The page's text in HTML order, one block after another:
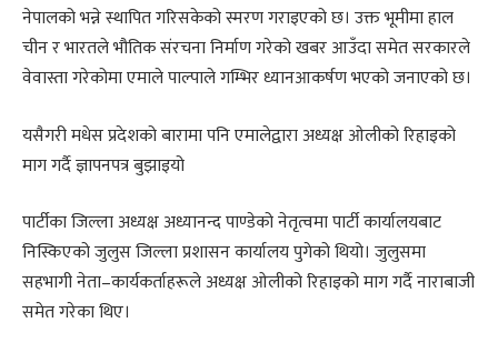
नेपालको भन्ने स्थापित गरिसकेको स्मरण गराइएको छ। उक्त भूमीमा हाल
चीन र भारतले भौतिक संरचना निर्माण गरेको खबर आउँदा समेत सरकारले
वेवास्ता गरेकोमा एमाले पाल्पाले गम्भिर ध्यानआकर्षण भएको जनाएको छ।
यसैगरी मधेस प्रदेशको बारामा पनि एमालेद्वारा अध्यक्ष ओलीको रिहाइको
माग गर्दै ज्ञापनपत्र बुझाइयो
पार्टीका जिल्ला अध्यक्ष अध्यानन्द पाण्डेको नेतृत्वमा पार्टी कार्यालयबाट
निस्किएको जुलुस जिल्ला प्रशासन कार्यालय पुगेको थियो। जुलुसमा
सहभागी नेता–कार्यकर्ताहरूले अध्यक्ष ओलीको रिहाइको माग गर्दै नाराबाजी
समेत गरेका थिए।